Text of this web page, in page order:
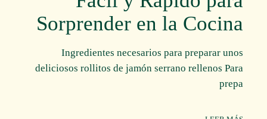
Sorprender en la Cocina
Ingredientes necesarios para preparar unos
deliciosos rollitos de jamón serrano rellenos Para
prepa